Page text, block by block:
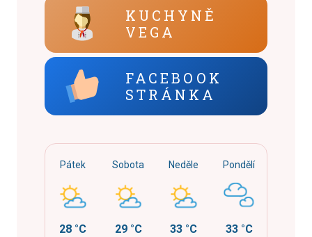
KUCHYNĚ
VEGA
FACEBOOK
STRÁNKA
Pátek
28 °C
Sobota
29 °C
Neděle
33 °C
Pondělí
33 °C